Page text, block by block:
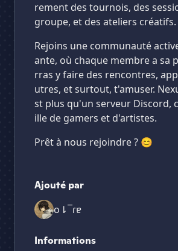
rement des tournois, des
groupe, et des ateliers créatifs.
Rejoins une communauté
ante, où chaque membre a sa
rras y faire des rencontres,
utres, et surtout, t'amuser.
st plus qu'un serveur Discord,
ille de gamers et d'artistes.
Prêt à nous rejoindre ? 😊
Ajouté par
o⇂¯ɾɐ
Informations